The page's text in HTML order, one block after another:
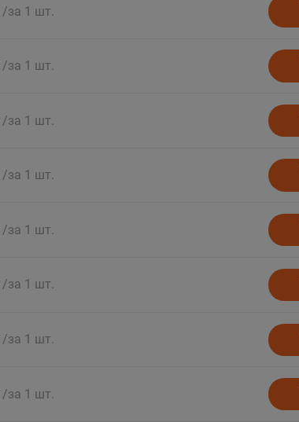
/за 1 шт.
/за 1 шт.
/за 1 шт.
/за 1 шт.
/за 1 шт.
/за 1 шт.
/за 1 шт.
/за 1 шт.